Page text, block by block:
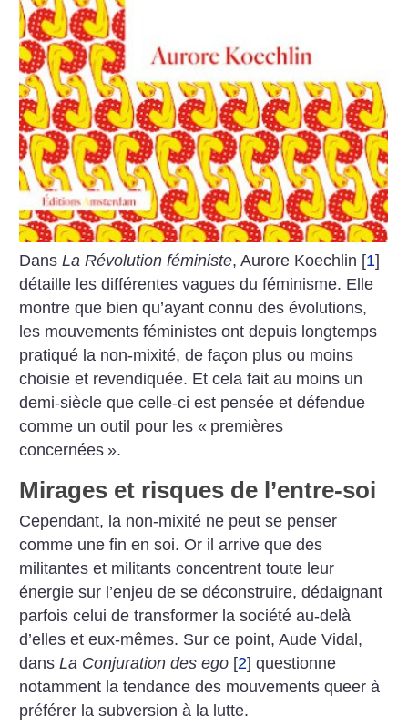
DansLa Révolution féministe, Aurore Koechlin [1]
détaille les différentes vagues du féminisme. Elle
montre que bien qu’ayant connu des évolutions,
les mouvements féministes ont depuis longtemps
pratiqué la non-mixité, de façon plus ou moins
choisie et revendiquée. Et cela fait au moins un
demi-siècle que celle-ci est pensée et défendue
comme un outil pour les « premières
concernées ».
Mirages et risques de l’entre-soi
Cependant, la non-mixité ne peut se penser
comme une fin en soi. Or il arrive que des
militantes et militants concentrent toute leur
énergie sur l’enjeu de se déconstruire, dédaignant
parfois celui de transformer la société au-delà
d’elles et eux-mêmes. Sur ce point, Aude Vidal,
dansLa Conjuration des ego [2] questionne
notamment la tendance des mouvements queer à
préférer la subversion à la lutte.